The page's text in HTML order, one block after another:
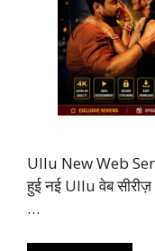
Ullu New Web
हुई नई Ullu वेब
…